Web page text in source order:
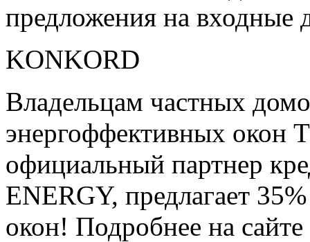
предложения на входные
KONKORD
Владельцам частных
энергоффективных окон
официальный партнер
ENERGY, предлагает
окон! Подробнее на